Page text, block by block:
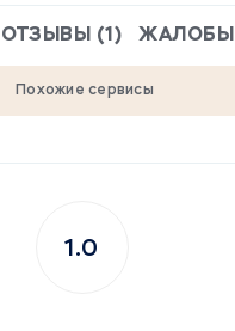
ОТЗЫВЫ (1) ЖАЛОБЫ
Похожие сервисы
1.0